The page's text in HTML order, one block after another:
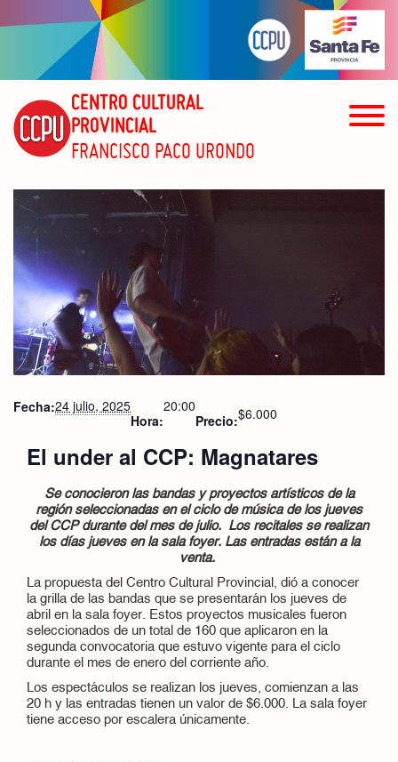
CENTRO CULTURAL
PROVINCIAL
FRANCISCO PACO URONDO
Fecha:24 julio, 2025
Hora:
20:00
Precio:$6.000
El under al CCP: Magnatares
Se conocieron las bandas y proyectos artísticos de la
región seleccionadas en el ciclo de música de los jueves
del CCP durante del mes de julio. Los recitales se realizan
los días jueves en la sala foyer. Las entradas están a la
venta.
La propuesta del Centro Cultural Provincial, dió a conocer
la grilla de las bandas que se presentarán los jueves de
abril en la sala foyer. Estos proyectos musicales fueron
seleccionados de un total de 160 que aplicaron en la
segunda convocatoria que estuvo vigente para el ciclo
durante el mes de enero del corriente año.
Los espectáculos se realizan los jueves, comienzan a las
20 h y las entradas tienen un valor de $6.000. La sala foyer
tiene acceso por escalera únicamente.